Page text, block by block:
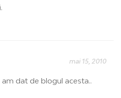
mai 15, 2010
am dat de blogul acesta..